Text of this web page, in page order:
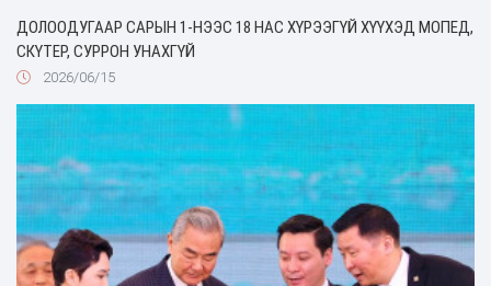
ДОЛООДУГААР САРЫН 1-НЭЭС 18 НАС ХҮРЭЭГҮЙ ХҮҮХЭД МОПЕД,
СКҮТЕР, СУРРОН УНАХГҮЙ
2026/06/15